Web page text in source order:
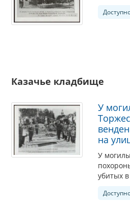
Казачье кладбище
У
на
У
убитых